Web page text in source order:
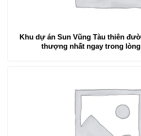
Khu dự án Sun Vũng Tàu thiên
thượng nhất ngay trong